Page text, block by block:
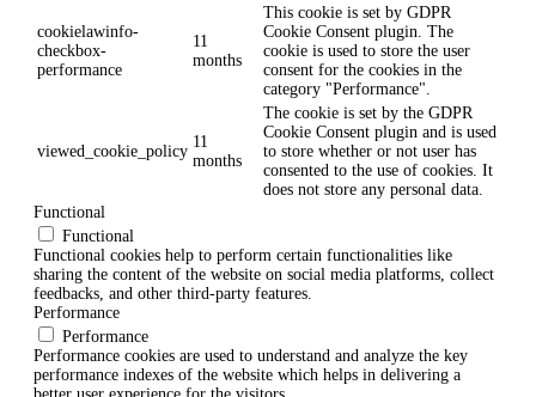
cookielawinfo-
checkbox-
performance
11
months
This cookie is set by GDPR
Cookie Consent plugin. The
cookie is used to store the user
consent for the cookies in the
category "Performance".
viewed_cookie_policy
11
months
The cookie is set by the GDPR
Cookie Consent plugin and is used
to store whether or not user has
consented to the use of cookies. It
does not store any personal data.
Functional
Functional
Functional cookies help to perform certain functionalities like
sharing the content of the website on social media platforms, collect
feedbacks, and other third-party features.
Performance
Performance
Performance cookies are used to understand and analyze the key
performance indexes of the website which helps in delivering a